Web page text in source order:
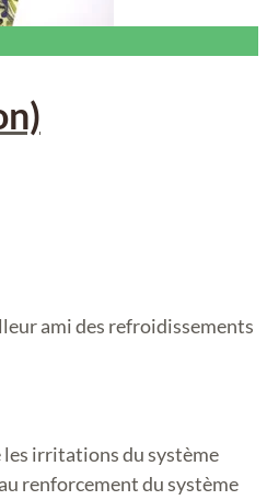
ami des refroidissements
les irritations du système
renforcement du système